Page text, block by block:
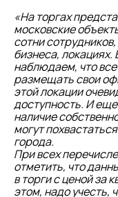
«На торгах
московские
сотни
бизнеса,
наблюдаем, что
размещать свои
этой локации
доступность. И
наличие
могут
города.
При всех
отметить, что
в торги с ценой за
этом, надо учесть,